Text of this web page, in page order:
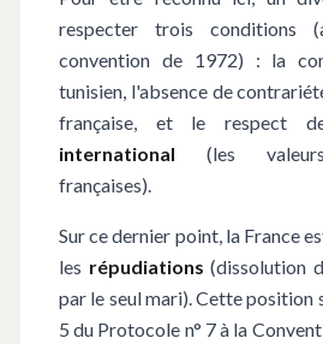
respecter trois conditions
convention de 1972) : la
tunisien, l'absence de
française, et le respect
international (les valeurs
françaises).
Sur ce dernier point, la France
les répudiations (dissolution
par le seul mari). Cette position
5 du Protocole n° 7 à la